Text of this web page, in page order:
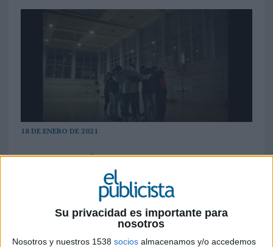
Su privacidad es importante para
nosotros
Nosotros y nuestros 1538 socios almacenamos y/o accedemos
18 DE ENERO DE 2021
Ficha técnica ‘Going Forward’
Anunciante: Cupra
Sector: Automovilístico